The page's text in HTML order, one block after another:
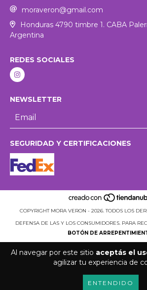
Al navegar por este sitio aceptás el
agilizar tu experiencia de
ENTENDIDO
moraveron@gmail.com
Honduras 4790 timbre 1. CABA
Argentina
REDES SOCIALES
NEWSLETTER
SEGURIDAD Y CERTIFICACIONES
COPYRIGHT MORA VERON - 2026. TODOS LOS
DEFENSA DE LAS Y LOS CONSUMIDORES. PARA
BOTÓN DE